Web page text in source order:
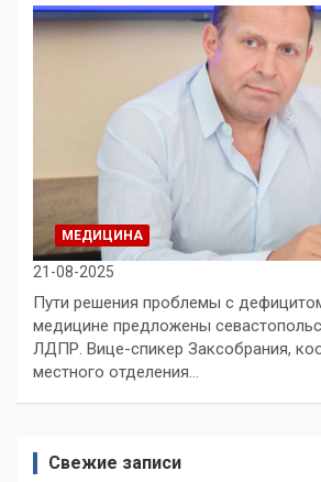
МЕДИЦИНА
21-08-2025
Пути решения проблемы с
медицине предложены
ЛДПР. Вице-спикер Заксобрания,
местного отделения…
Свежие записи